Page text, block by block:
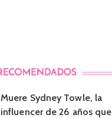
Muere Sydney Towle, la
influencer de 26 años que